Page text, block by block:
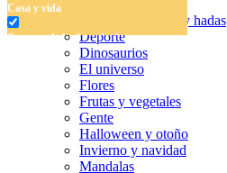
Casa y vida
Cuentos de hadas y hadas
Cuentos de hadas y hadas
Deporte
Dinosaurios
El universo
Flores
Frutas y vegetales
Gente
Halloween y otoño
Invierno y navidad
Mandalas